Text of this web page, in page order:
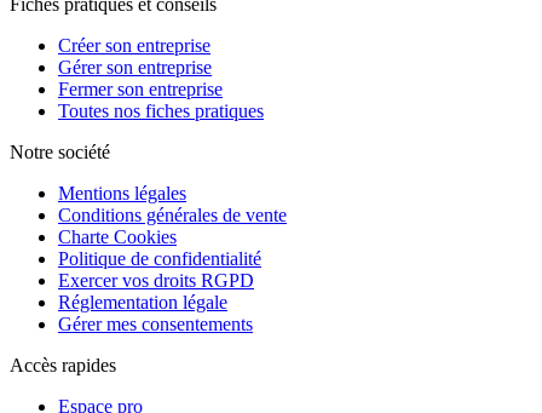
Créer son entreprise
Gérer son entreprise
Fermer son entreprise
Toutes nos fiches pratiques
Notre société
Mentions légales
Conditions générales de vente
Charte Cookies
Politique de confidentialité
Exercer vos droits RGPD
Réglementation légale
Gérer mes consentements
Accès rapides
Espace pro